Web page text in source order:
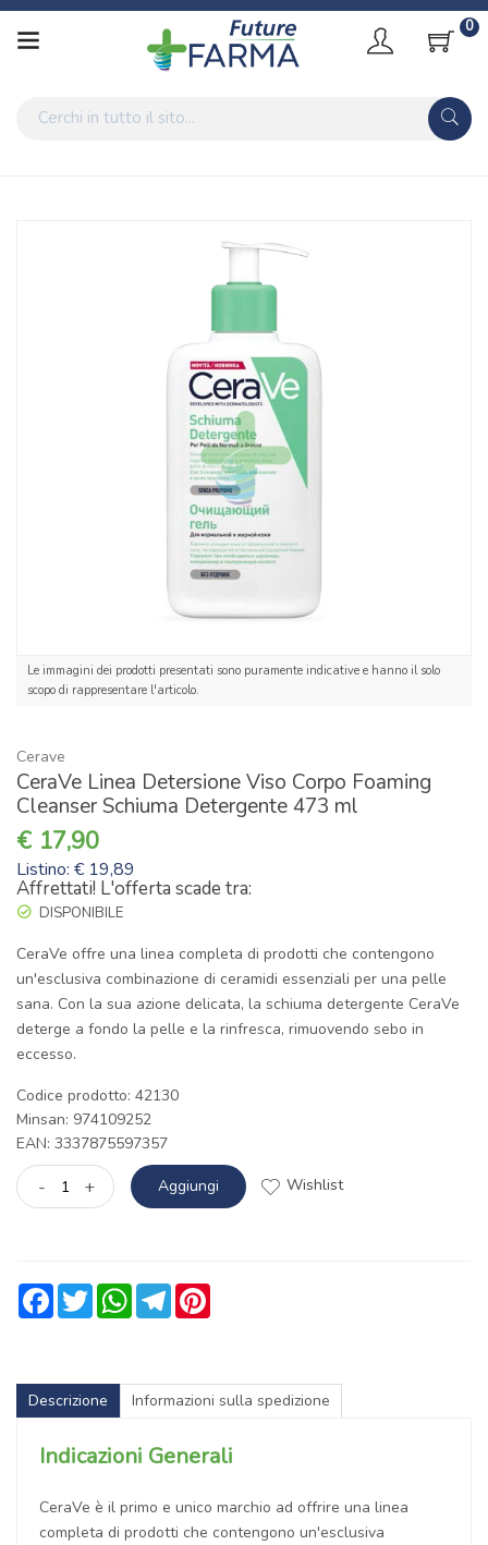
0
Schiuma Detergente 473 ml
Corpo/Corpo Unisex
Schiuma Detergente 473 ml
Le immagini dei prodotti presentati sono puramente indicative e hanno il solo
scopo di rappresentare l'articolo.
Cerave
CeraVe Linea Detersione Viso Corpo Foaming
Cleanser Schiuma Detergente 473 ml
17,90
Listino: € 19,89
Affrettati! L'offerta scade tra:
DISPONIBILE
CeraVe offre una linea completa di prodotti che contengono
un'esclusiva combinazione di ceramidi essenziali per una pelle
sana. Con la sua azione delicata, la schiuma detergente CeraVe
deterge a fondo la pelle e la rinfresca, rimuovendo sebo in
eccesso.
Codice prodotto: 42130
Minsan: 974109252
EAN: 3337875597357
- + Aggiungi Wishlist
FacebookTwitter WhatsApp
Telegram
Descrizione Informazioni sulla spedizione
Indicazioni Generali
CeraVe è il primo e unico marchio ad offrire una linea
completa di prodotti che contengono un'esclusiva